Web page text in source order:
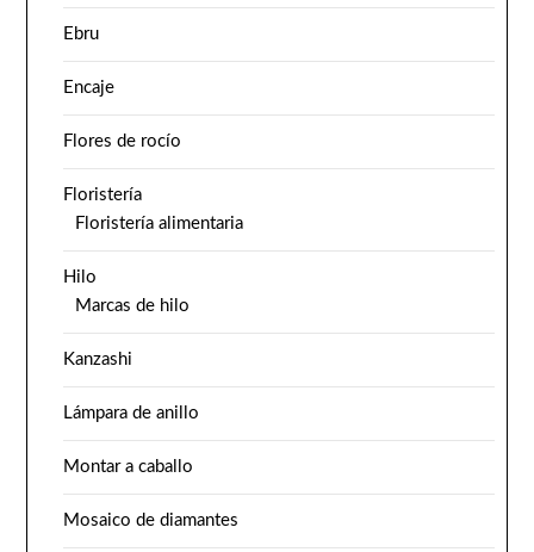
Ebru
Encaje
Flores de rocío
Floristería
Floristería alimentaria
Hilo
Marcas de hilo
Kanzashi
Lámpara de anillo
Montar a caballo
Mosaico de diamantes